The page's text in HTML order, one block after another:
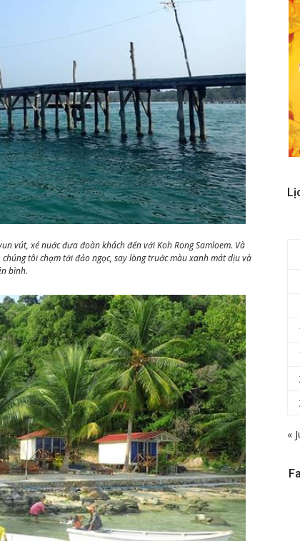
vút, xé nuớc đưa đoàn khách đến với Koh Rong Samloem. Và
tôi chạm tới đảo ngọc, say lòng truớc màu xanh mát dịu và
bình.
«